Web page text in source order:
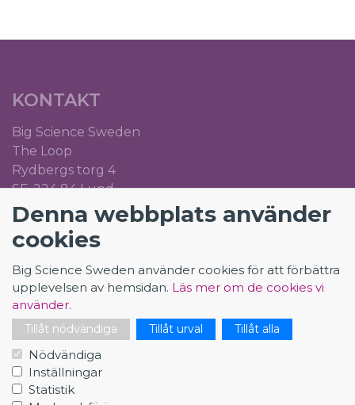
Denna webbplats använder
cookies
Big Science Sweden använder cookies för att förbättra
upplevelsen av hemsidan. Läs mer om de cookies vi
använder.
Tillåt nödvändiga Tillåt urval Tillåt alla
Nödvändiga
Inställningar
Statistik
KONTAKT
Big Science Sweden
The Loop
Rydbergs torg 4
SE-224 84 Lund
Org.nr: 5561012153
info@bigsciencecareer.se
CAREER IN BIG SCIENCE
Big Science Sweden sprider vi information om de
spännande utvecklings- och karriärmöjligheter som
finns för svenska studenter och yrkesverksamma.